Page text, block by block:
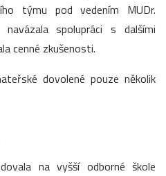
týmu pod vedením MUDr.
spolupráci s dalšími
cenné zkušenosti.
dovolené pouze několik
na vyšší odborné škole